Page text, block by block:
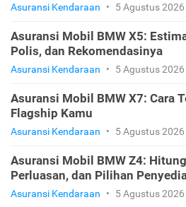
Asuransi Kendaraan • 5 Agustus 2026
Asuransi Mobil BMW X5:
Polis, dan Rekomendasinya
Asuransi Kendaraan • 5 Agustus 2026
Asuransi Mobil BMW X7: Cara
Flagship Kamu
Asuransi Kendaraan • 5 Agustus 2026
Asuransi Mobil BMW Z4:
Perluasan, dan Pilihan
Asuransi Kendaraan • 5 Agustus 2026